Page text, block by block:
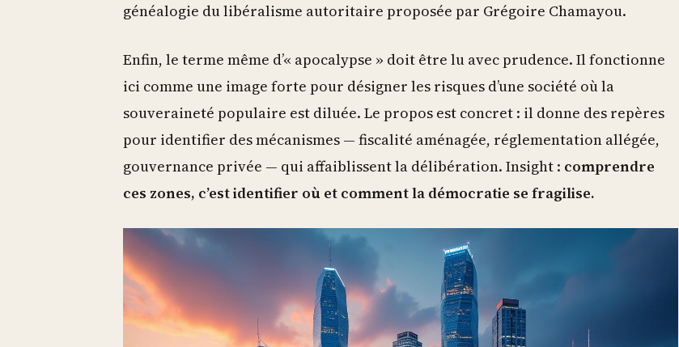
généalogie du libéralisme autoritaire proposée par Grégoire Chamayou.
Enfin, le terme même d’« apocalypse » doit être lu avec prudence. Il fonctionne
ici comme une image forte pour désigner les risques d’une société où la
souveraineté populaire est diluée. Le propos est concret : il donne des repères
pour identifier des mécanismes — fiscalité aménagée, réglementation allégée,
gouvernance privée — qui affaiblissent la délibération. Insight : comprendre
ces zones, c’est identifier où et comment la démocratie se fragilise.